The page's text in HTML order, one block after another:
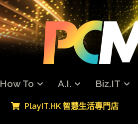
How To A.I. Biz.IT
PlayIT.HK 智慧生活專門店